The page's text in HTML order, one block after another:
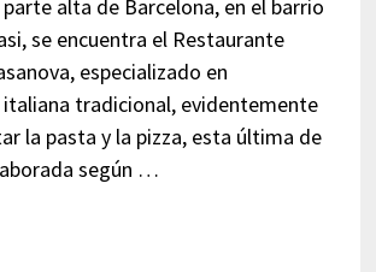
alta de Barcelona, en el barrio
se encuentra el Restaurante
especializado en
tradicional, evidentemente
la pasta y la pizza, esta última de
según …